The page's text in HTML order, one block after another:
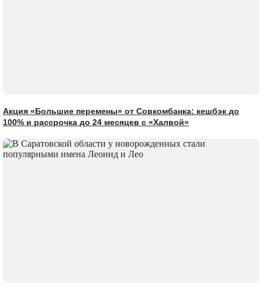
Акция «Большие перемены» от Совкомбанка: кешбэк до
100% и рассрочка до 24 месяцев с «Халвой»